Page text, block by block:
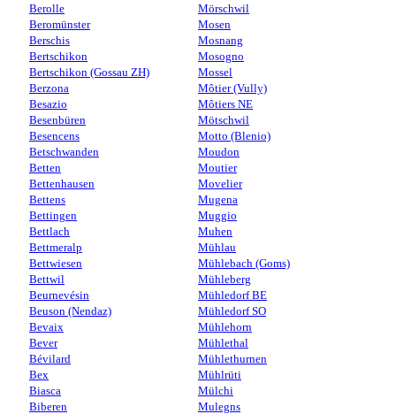
Berolle
Beromünster
Berschis
Bertschikon
Bertschikon (Gossau ZH)
Berzona
Besazio
Besenbüren
Besencens
Betschwanden
Betten
Bettenhausen
Bettens
Bettingen
Bettlach
Bettmeralp
Bettwiesen
Bettwil
Beurnevésin
Beuson (Nendaz)
Bevaix
Bever
Bévilard
Bex
Biasca
Biberen
Mörschwil
Mosen
Mosnang
Mosogno
Mossel
Môtier (Vully)
Môtiers NE
Mötschwil
Motto (Blenio)
Moudon
Moutier
Movelier
Mugena
Muggio
Muhen
Mühlau
Mühlebach (Goms)
Mühleberg
Mühledorf BE
Mühledorf SO
Mühlehorn
Mühlethal
Mühlethurnen
Mühlrüti
Mülchi
Mulegns